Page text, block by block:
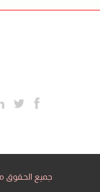
جميع الحقوق